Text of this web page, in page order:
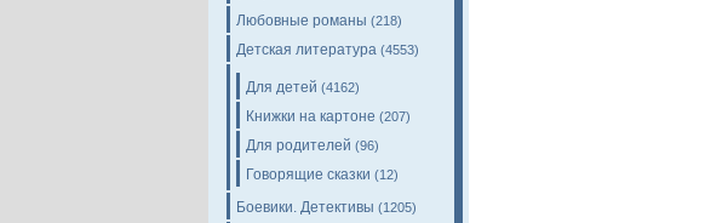
Любовные романы (218)
Детская литература (4553)
Для детей (4162)
Книжки на картоне (207)
Для родителей (96)
Говорящие сказки (12)
Боевики. Детективы (1205)